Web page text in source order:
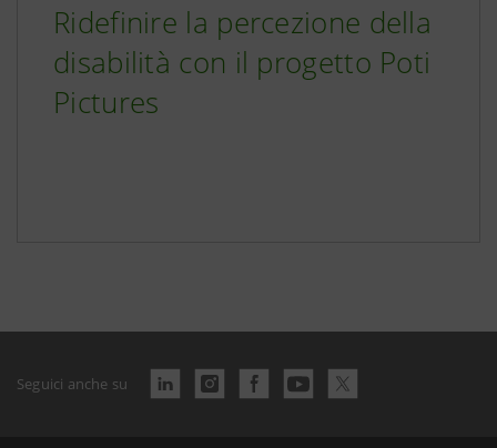
Ridefinire la percezione della
disabilità con il progetto Poti
Pictures
Seguici anche su